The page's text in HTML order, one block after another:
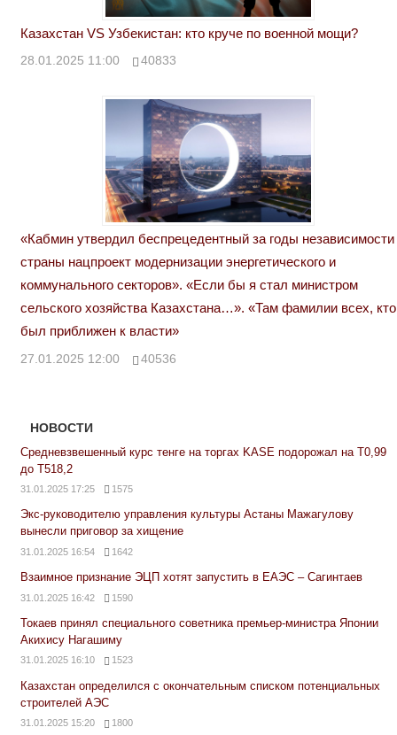
Казахстан VS Узбекистан: кто круче по военной мощи?
28.01.2025 11:00 40833
«Кабмин утвердил беспрецедентный за годы независимости
страны нацпроект модернизации энергетического и
коммунального секторов». «Если бы я стал министром
сельского хозяйства Казахстана…». «Там фамилии всех, кто
был приближен к власти»
27.01.2025 12:00 40536
НОВОСТИ
Средневзвешенный курс тенге на торгах KASE подорожал на Т0,99
до Т518,2
31.01.2025 17:25 1575
Экс-руководителю управления культуры Астаны Мажагулову
вынесли приговор за хищение
31.01.2025 16:54 1642
Взаимное признание ЭЦП хотят запустить в ЕАЭС – Сагинтаев
31.01.2025 16:42 1590
Токаев принял специального советника премьер-министра Японии
Акихису Нагашиму
31.01.2025 16:10 1523
Казахстан определился с окончательным списком потенциальных
строителей АЭС
31.01.2025 15:20 1800